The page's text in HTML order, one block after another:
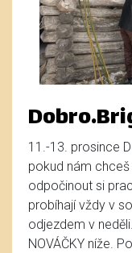
11.-13. prosince
pokud nám
odpočinout si
probíhají vždy v
odjezdem v
NOVÁČKY níže.